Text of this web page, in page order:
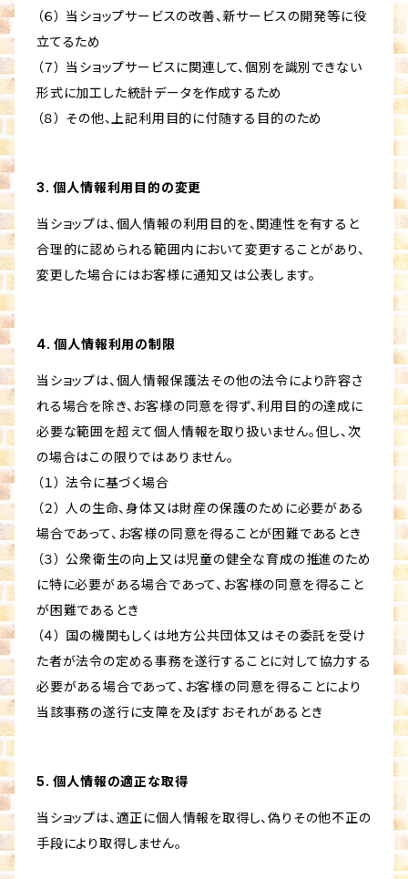
（６） 当ショップサービスの改善、新サービスの開発等に役
立てるため
（７） 当ショップサービスに関連して、個別を識別できない
形式に加工した統計データを作成するため
（８） その他、上記利用目的に付随する目的のため
3. 個人情報利用目的の変更
当ショップは、個人情報の利用目的を、関連性を有すると
合理的に認められる範囲内において変更することがあり、
変更した場合にはお客様に通知又は公表します。
4. 個人情報利用の制限
当ショップは、個人情報保護法その他の法令により許容さ
れる場合を除き、お客様の同意を得ず、利用目的の達成に
必要な範囲を超えて個人情報を取り扱いません。但し、次
の場合はこの限りではありません。
（１） 法令に基づく場合
（２） 人の生命、身体又は財産の保護のために必要がある
場合であって、お客様の同意を得ることが困難であるとき
（３） 公衆衛生の向上又は児童の健全な育成の推進のため
に特に必要がある場合であって、お客様の同意を得ること
が困難であるとき
（４） 国の機関もしくは地方公共団体又はその委託を受け
た者が法令の定める事務を遂行することに対して協力する
必要がある場合であって、お客様の同意を得ることにより
当該事務の遂行に支障を及ぼすおそれがあるとき
5. 個人情報の適正な取得
当ショップは、適正に個人情報を取得し、偽りその他不正の
手段により取得しません。